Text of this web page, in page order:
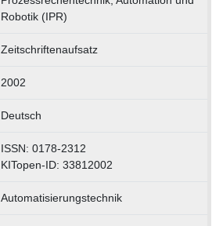
Robotik (IPR)
Zeitschriftenaufsatz
2002
Deutsch
ISSN: 0178-2312
KITopen-ID: 33812002
Automatisierungstechnik